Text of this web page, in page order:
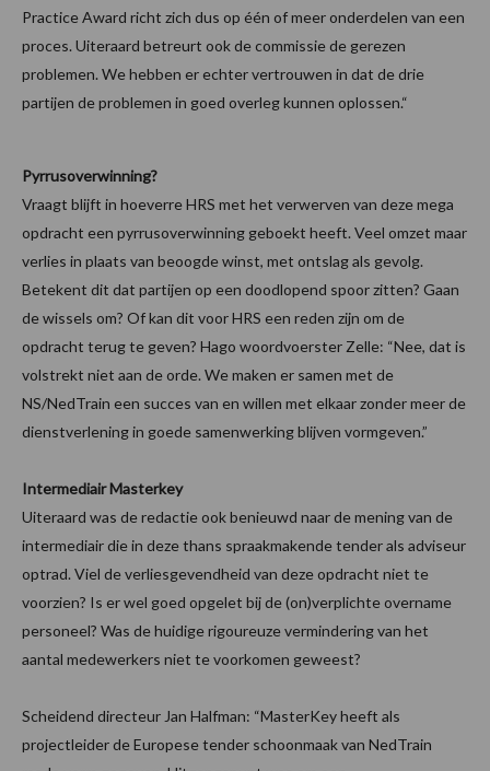
Practice Award richt zich dus op één of meer onderdelen van een
proces. Uiteraard betreurt ook de commissie de gerezen
problemen. We hebben er echter vertrouwen in dat de drie
partijen de problemen in goed overleg kunnen oplossen.“
Pyrrusoverwinning?
Vraagt blijft in hoeverre HRS met het verwerven van deze mega
opdracht een pyrrusoverwinning geboekt heeft. Veel omzet maar
verlies in plaats van beoogde winst, met ontslag als gevolg.
Betekent dit dat partijen op een doodlopend spoor zitten? Gaan
de wissels om? Of kan dit voor HRS een reden zijn om de
opdracht terug te geven? Hago woordvoerster Zelle: “Nee, dat is
volstrekt niet aan de orde. We maken er samen met de
NS/NedTrain een succes van en willen met elkaar zonder meer de
dienstverlening in goede samenwerking blijven vormgeven.”
Intermediair Masterkey
Uiteraard was de redactie ook benieuwd naar de mening van de
intermediair die in deze thans spraakmakende tender als adviseur
optrad. Viel de verliesgevendheid van deze opdracht niet te
voorzien? Is er wel goed opgelet bij de (on)verplichte overname
personeel? Was de huidige rigoureuze vermindering van het
aantal medewerkers niet te voorkomen geweest?
Scheidend directeur Jan Halfman: “MasterKey heeft als
projectleider de Europese tender schoonmaak van NedTrain